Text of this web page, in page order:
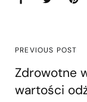
PREVIOUS POST
Zdrowotne
wartości